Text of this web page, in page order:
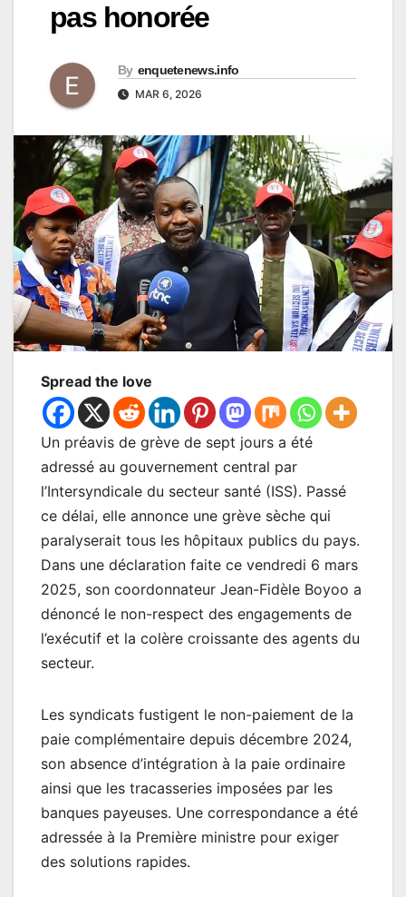
pas honorée
By enquetenews.info
MAR 6, 2026
Spread the love
Un préavis de grève de sept jours a été
adressé au gouvernement central par
l’Intersyndicale du secteur santé (ISS). Passé
ce délai, elle annonce une grève sèche qui
paralyserait tous les hôpitaux publics du pays.
Dans une déclaration faite ce vendredi 6 mars
2025, son coordonnateur Jean-Fidèle Boyoo a
dénoncé le non-respect des engagements de
l’exécutif et la colère croissante des agents du
secteur.
Les syndicats fustigent le non-paiement de la
paie complémentaire depuis décembre 2024,
son absence d’intégration à la paie ordinaire
ainsi que les tracasseries imposées par les
banques payeuses. Une correspondance a été
adressée à la Première ministre pour exiger
des solutions rapides.